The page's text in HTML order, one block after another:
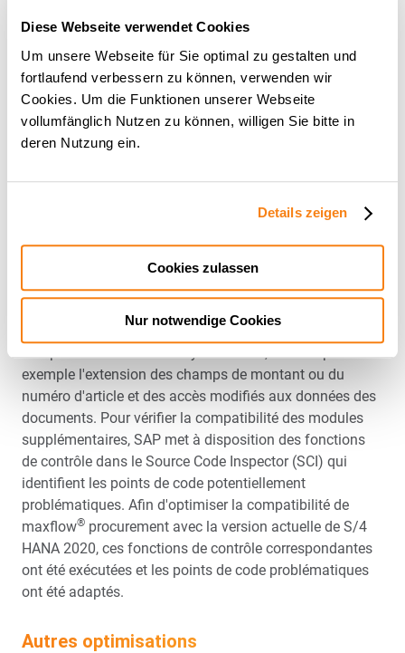
Diese Webseite verwendet Cookies
Um unsere Webseite für Sie optimal zu gestalten und
fortlaufend verbessern zu können, verwenden wir
Cookies. Um die Funktionen unserer Webseite
vollumfänglich Nutzen zu können, willigen Sie bitte in
deren Nutzung ein.
Details zeigen
Cookies zulassen
Nur notwendige Cookies
difficile de vérifier la libération automatique. C'est
pourquoi le protocole de la libération a été adapté et la
règle complétée aussi bien dans le protocole de
processus que dans l'historique des libérations. En outre,
l'affichage du texte d'état des positions dans le tableau
des positions, par exemple dans la validation et dans les
également des informations supplémentaires sur les
validations automatiques par des règles de petits
Optimisation de la compatibilité S/4HANA
certaines modifications ont été apportées à des
composants centraux du système SAP, comme par
exemple l'extension des champs de montant ou du
numéro d'article et des accès modifiés aux données des
documents. Pour vérifier la compatibilité des modules
supplémentaires, SAP met à disposition des fonctions
de contrôle dans le Source Code Inspector (SCI) qui
identifient les points de code potentiellement
problématiques. Afin d'optimiser la compatibilité de
maxflow® procurement avec la version actuelle de S/4
HANA 2020, ces fonctions de contrôle correspondantes
ont été exécutées et les points de code problématiques
ont été adaptés.
Autres optimisations